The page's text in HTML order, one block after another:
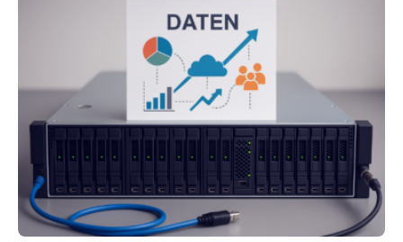
Rolle von Düften für die Identitätsbildung, die
Erinnerungskultur sowie den interkulturellen Austausch
im Mittelmeerraum der Eisenzeit. Zum ersten Mal hat
ein interdisziplinäres Forscherteam eine umfassende
Analyse der Herstellung, Technologie und Inhalte von
51 keramischen Ölgefäßen aus der phönizischen
Siedlung Mozia auf…